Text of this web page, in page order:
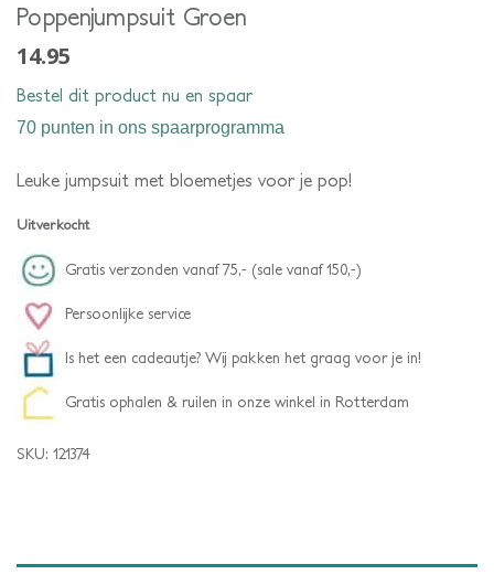
Poppenjumpsuit Groen
14.95
Bestel dit product nu en spaar
70 punten in ons spaarprogramma
Leuke jumpsuit met bloemetjes voor je pop!
Uitverkocht
Gratis verzonden vanaf 75,- (sale vanaf 150,-)
Persoonlijke service
Is het een cadeautje? Wij pakken het graag voor je in!
Gratis ophalen & ruilen in onze winkel in Rotterdam
SKU: 121374